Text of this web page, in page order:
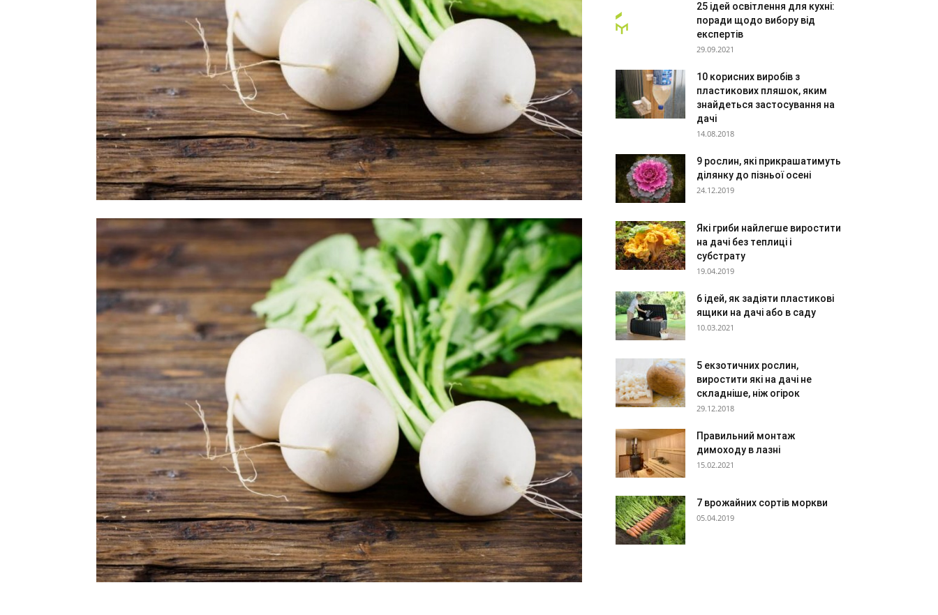
25 ідей освітлення для кухні:
поради щодо вибору від
експертів
29.09.2021
10 корисних виробів з
пластикових пляшок, яким
знайдеться застосування на
дачі
14.08.2018
9 рослин, які прикрашатимуть
ділянку до пізньої осені
24.12.2019
Які гриби найлегше виростити
на дачі без теплиці і
субстрату
19.04.2019
6 ідей, як задіяти пластикові
ящики на дачі або в саду
10.03.2021
5 екзотичних рослин,
виростити які на дачі не
складніше, ніж огірок
29.12.2018
Правильний монтаж
димоходу в лазні
15.02.2021
7 врожайних сортів моркви
05.04.2019